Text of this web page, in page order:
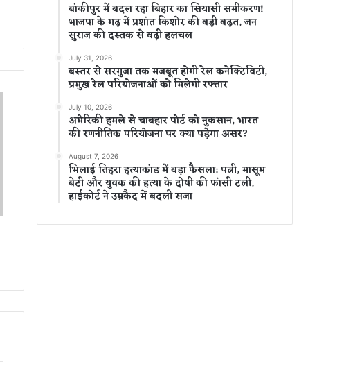
बांकीपुर में बदल रहा बिहार का सियासी समीकरण!
भाजपा के गढ़ में प्रशांत किशोर की बड़ी बढ़त, जन
सुराज की दस्तक से बढ़ी हलचल
July 31, 2026
बस्तर से सरगुजा तक मजबूत होगी रेल कनेक्टिविटी,
प्रमुख रेल परियोजनाओं को मिलेगी रफ्तार
July 10, 2026
अमेरिकी हमले से चाबहार पोर्ट को नुकसान, भारत
की रणनीतिक परियोजना पर क्या पड़ेगा असर?
August 7, 2026
भिलाई तिहरा हत्याकांड में बड़ा फैसला: पत्नी, मासूम
बेटी और युवक की हत्या के दोषी की फांसी टली,
हाईकोर्ट ने उम्रकैद में बदली सजा